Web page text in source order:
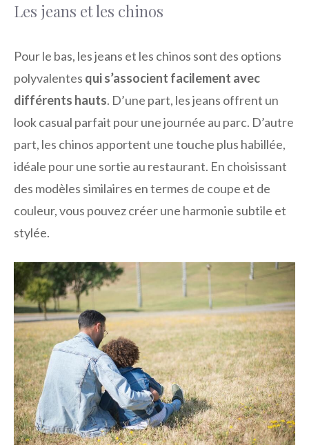
Les jeans et les chinos
Pour le bas, les jeans et les chinos sont des options
polyvalentes qui s’associent facilement avec
différents hauts. D’une part, les jeans offrent un
look casual parfait pour une journée au parc. D’autre
part, les chinos apportent une touche plus habillée,
idéale pour une sortie au restaurant. En choisissant
des modèles similaires en termes de coupe et de
couleur, vous pouvez créer une harmonie subtile et
stylée.